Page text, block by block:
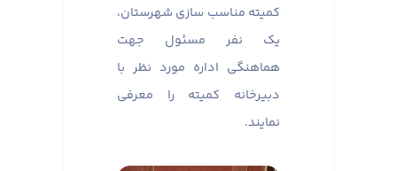
کمیته مناسب سازی شهرستان،
یک نفر مسئول جهت
هماهنگی اداره مورد نظر با
دبیرخانه کمیته را معرفی
نمایند.